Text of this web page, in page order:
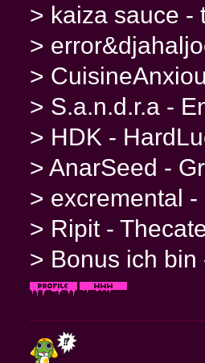
> kaiza sauce -
>
>
> S.a.n.d.r.a -
> HDK -
> AnarSeed -
> excremental
> Ripit -
> Bonus ich bin